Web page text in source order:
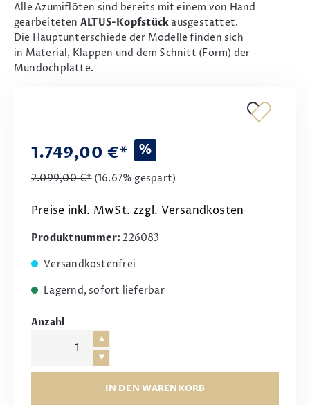
Alle Azumiflöten sind bereits mit einem von Hand
gearbeiteten ALTUS-Kopfstückausgestattet.
Die Hauptunterschiede der Modelle finden sich
in Material, Klappen und dem Schnitt (Form) der
Mundochplatte.
1.749,00 €* %
2.099,00 €* (16.67% gespart)
Preise inkl. MwSt. zzgl. Versandkosten
Produktnummer: 226083
Versandkostenfrei
Lagernd, sofort lieferbar
Anzahl
IN DEN WARENKORB